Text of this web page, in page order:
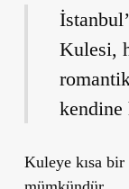
İstanbul
Kulesi,
kendine
Kuleye kısa